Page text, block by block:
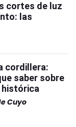
cortes de luz
las
cordillera:
saber sobre
histórica
Cuyo